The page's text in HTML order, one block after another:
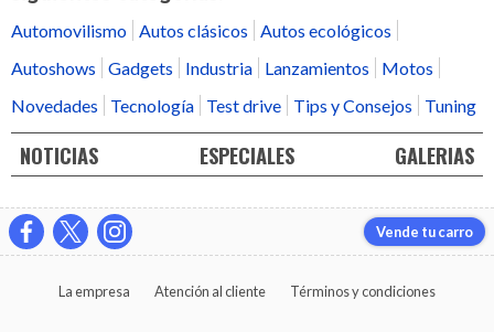
Automovilismo Autos clásicos
Autos ecológicos
Autoshows
Gadgets Industria Lanzamientos
Motos
Novedades
Tecnología Test drive Tips y Consejos Tuning
NOTICIAS ESPECIALES GALERIAS
Vende tu carro
La empresa Atención al cliente Términos y condiciones